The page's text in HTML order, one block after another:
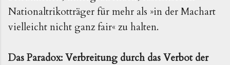
Nationaltrikotträger für mehr als »in der Machart
vielleicht nicht ganz fair« zu halten.
Das Paradox: Verbreitung durch das Verbot der